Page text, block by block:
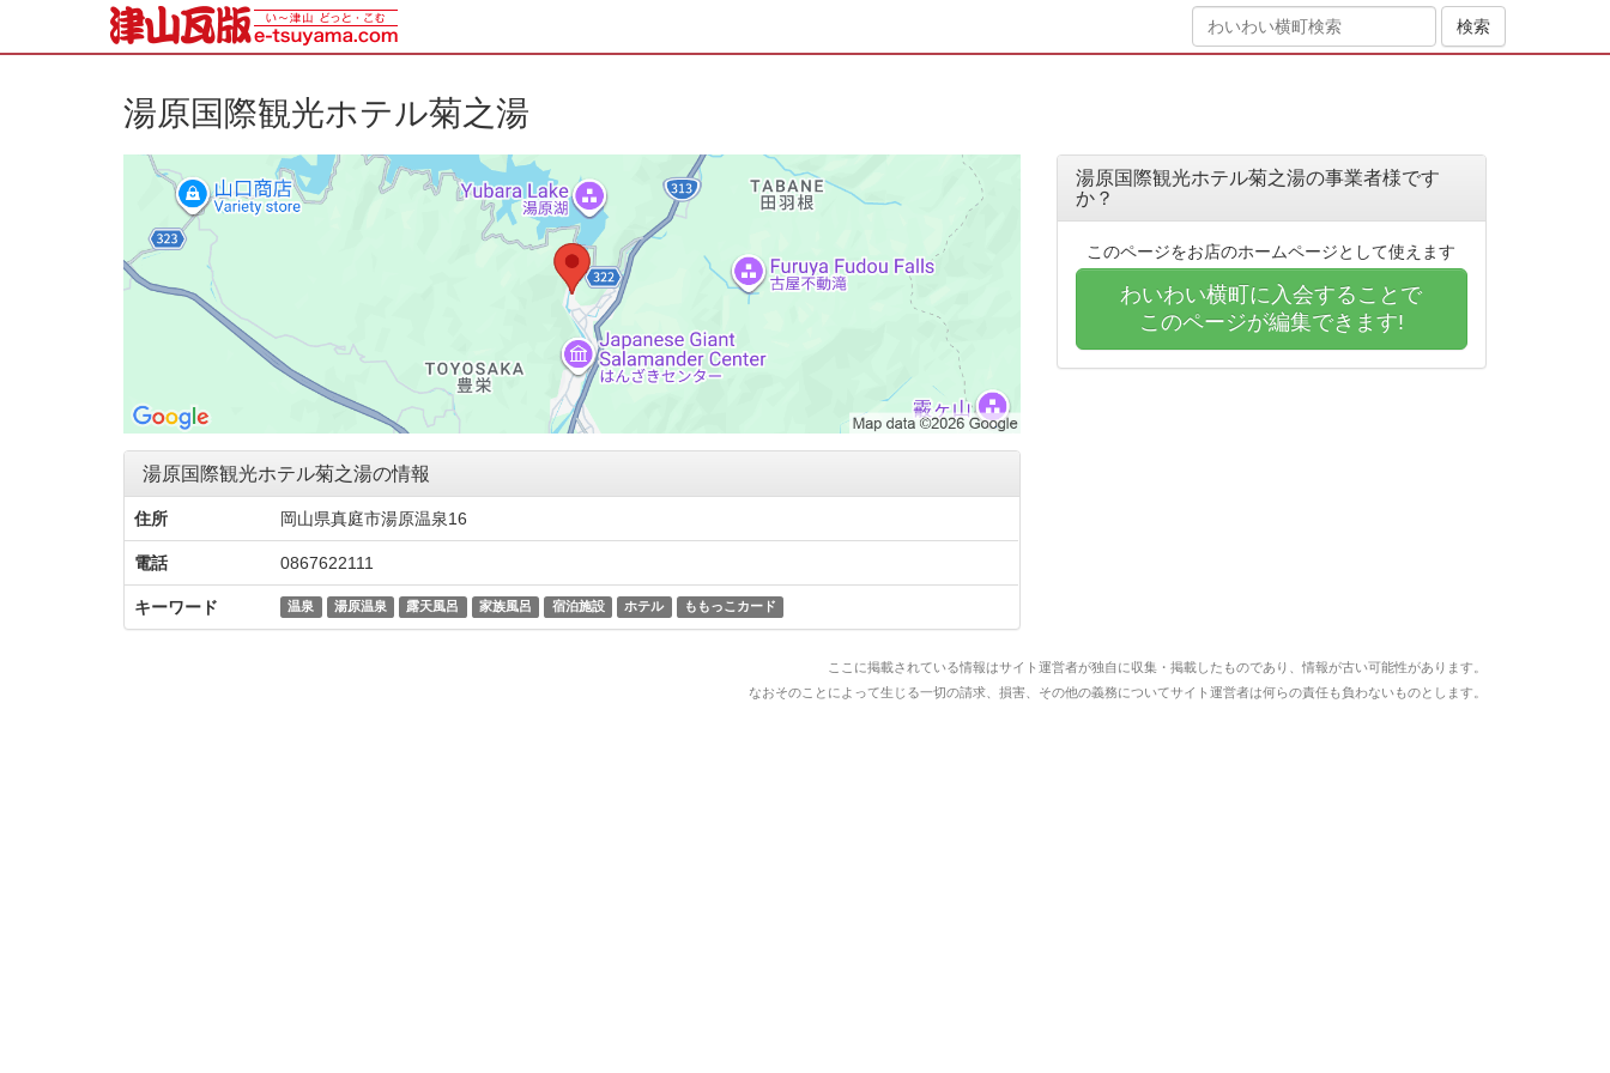
湯原国際観光ホテル菊之湯
湯原国際観光ホテル菊之湯の情報
住所 岡山県真庭市湯原温泉16
電話 0867622111
キーワード 温泉 湯原温泉 露天風呂 家族風呂 宿泊施設 ホテル ももっこカード
湯原国際観光ホテル菊之湯の事業者様です
か？
このページをお店のホームページとして使えます
わいわい横町に入会することで
このページが編集できます!
ここに掲載されている情報はサイト運営者が独自に収集・掲載したものであり、情報が古い可能性があります。
なおそのことによって生じる一切の請求、損害、その他の義務についてサイト運営者は何らの責任も負わないものとします。